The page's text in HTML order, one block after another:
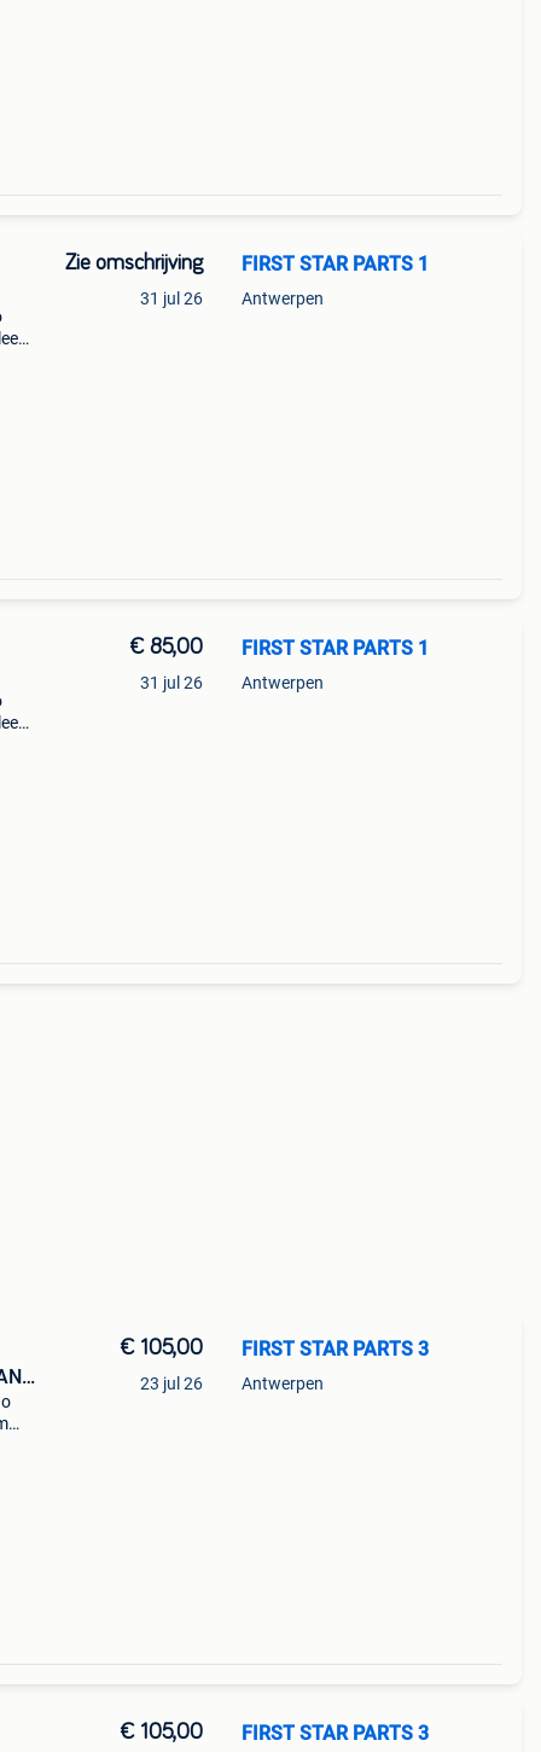
Zie omschrijving
31 jul 26
FIRST STAR PARTS 1
Antwerpen
€ 85,00
31 jul 26
FIRST STAR PARTS 1
Antwerpen
€ 105,00
23 jul 26
FIRST STAR PARTS 3
Antwerpen
€ 105,00 FIRST STAR PARTS 3